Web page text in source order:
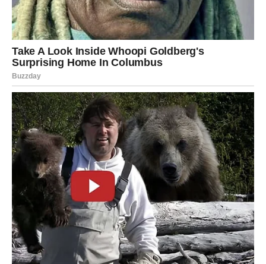
PREUZMITE BESPLATNO!
⋆ KNJIGA SA RECEPTIMA ⋆
Upiši svoj email i preuzmi BESPLATNU
knjigu s receptima! Uživaj u jednostavnim
i ukusnim jelima koja će osvojiti tvoje
najdraže.
Jednim klikom preuzmi knjigu s najboljim
receptima!